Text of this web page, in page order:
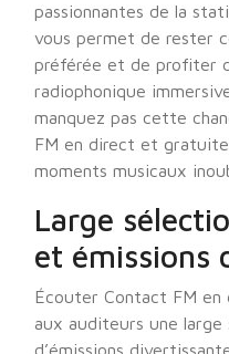
passionnantes de la
vous permet de rester
préférée et de profiter
radiophonique
manquez pas cette
FM en direct et
moments musicaux
Large
et émissions
Écouter Contact FM
aux auditeurs une
d’émissions